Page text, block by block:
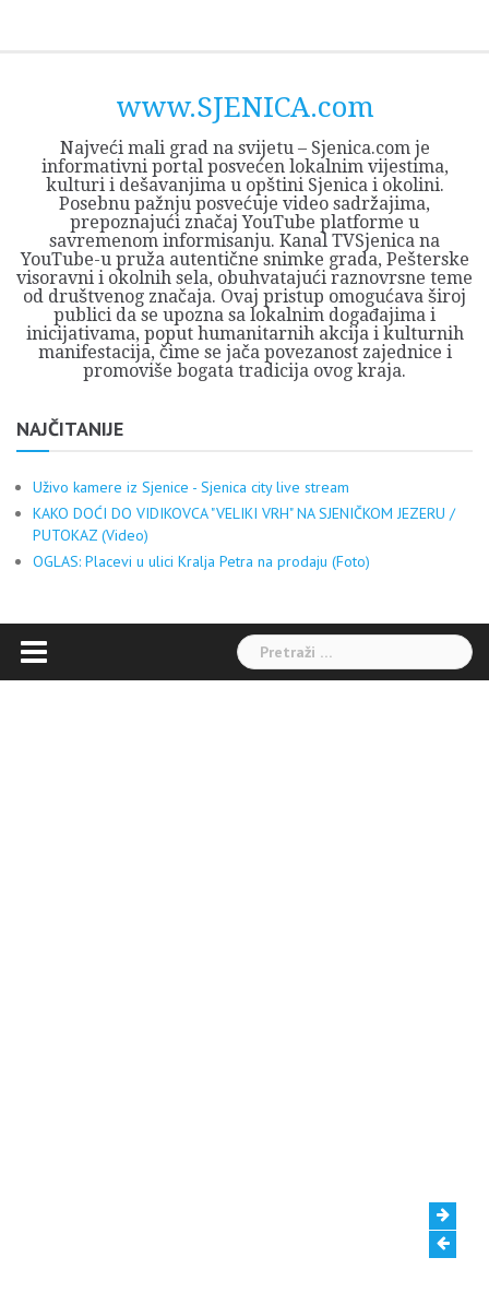
www.SJENICA.com
Najveći mali grad na svijetu – Sjenica.com je
informativni portal posvećen lokalnim vijestima,
kulturi i dešavanjima u opštini Sjenica i okolini.
Posebnu pažnju posvećuje video sadržajima,
prepoznajući značaj YouTube platforme u
savremenom informisanju. Kanal TVSjenica na
YouTube-u pruža autentične snimke grada, Pešterske
visoravni i okolnih sela, obuhvatajući raznovrsne teme
od društvenog značaja. Ovaj pristup omogućava široj
publici da se upozna sa lokalnim događajima i
inicijativama, poput humanitarnih akcija i kulturnih
manifestacija, čime se jača povezanost zajednice i
promoviše bogata tradicija ovog kraja.
NAJČITANIJE
Uživo kamere iz Sjenice - Sjenica city live stream
KAKO DOĆI DO VIDIKOVCA "VELIKI VRH" NA SJENIČKOM JEZERU /
PUTOKAZ (Video)
OGLAS: Placevi u ulici Kralja Petra na prodaju (Foto)
Pretraga: